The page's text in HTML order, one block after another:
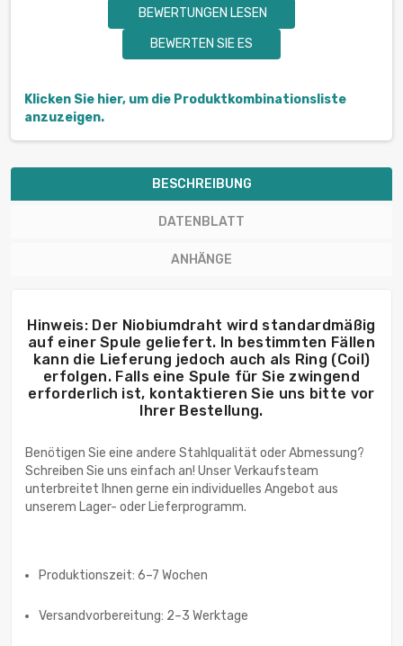
BEWERTUNGEN LESEN
BEWERTEN SIE ES
Klicken Sie hier, um die Produktkombinationsliste
anzuzeigen.
BESCHREIBUNG
DATENBLATT
ANHÄNGE
Hinweis: Der Niobiumdraht wird standardmäßig
auf einer Spule geliefert. In bestimmten Fällen
kann die Lieferung jedoch auch als Ring (Coil)
erfolgen. Falls eine Spule für Sie zwingend
erforderlich ist, kontaktieren Sie uns bitte vor
Ihrer Bestellung.
Benötigen Sie eine andere Stahlqualität oder Abmessung?
Schreiben Sie uns einfach an! Unser Verkaufsteam
unterbreitet Ihnen gerne ein individuelles Angebot aus
unserem Lager- oder Lieferprogramm.
Produktionszeit: 6–7 Wochen
Versandvorbereitung: 2–3 Werktage